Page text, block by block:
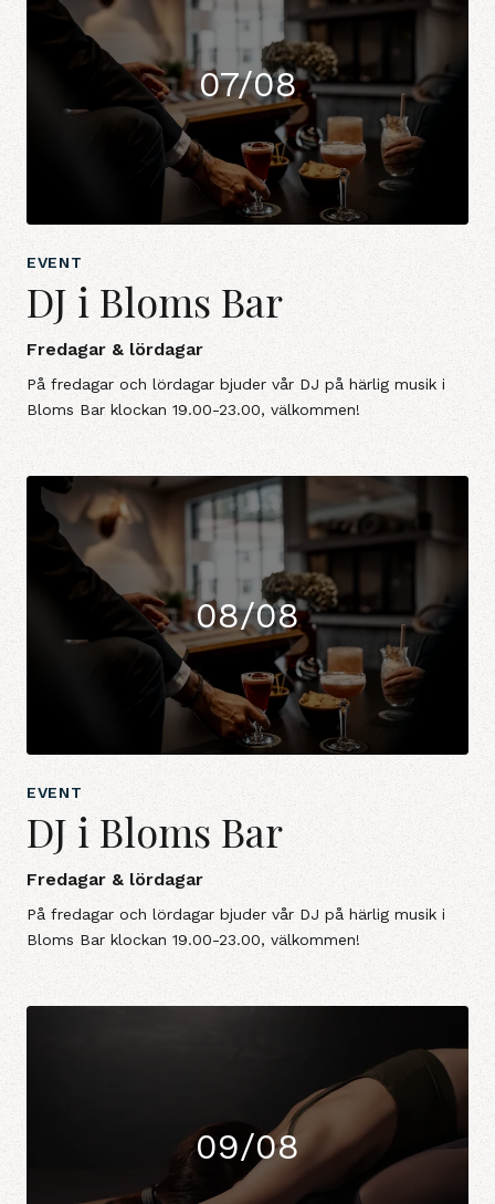
07/08
EVENT
DJ i Bloms Bar
Fredagar & lördagar
På fredagar och lördagar bjuder vår DJ på härlig musik i
Bloms Bar klockan 19.00-23.00, välkommen!
08/08
EVENT
DJ i Bloms Bar
Fredagar & lördagar
På fredagar och lördagar bjuder vår DJ på härlig musik i
Bloms Bar klockan 19.00-23.00, välkommen!
09/08